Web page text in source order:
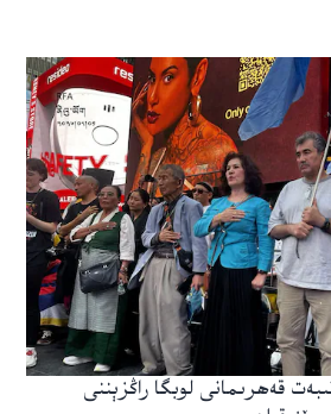
قەھرىمانى لوبگا راڭزېننى